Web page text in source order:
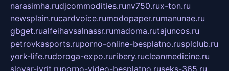
narasimha.rudjcommodities.runv750.rux-ton.ru
newsplain.rucardvoice.rumodopaper.rumanunae.ru
gbget.rualfeihavsalnassr.rumadoma.rutajuncos.ru
petrovkasports.ruporno-online-besplatno.rusplclub.ru
york-life.rudoroga-expo.ruribery.rucleanmedicine.ru
slovar-ivrit.ruporno-video-besplatno.ruseks-365.ru